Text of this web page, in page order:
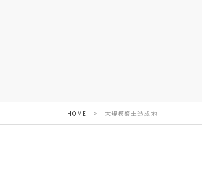
HOME > 大規模盛土造成地